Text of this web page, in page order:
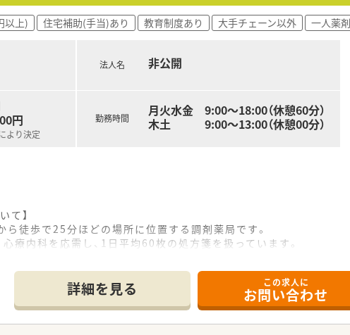
の裁量を持ち、自身の判断でより良い薬局作りを実践できる環境
域医療の最前線で患者様に寄り添う薬剤師としてキャリアを築け
以上) 住宅補助(手当)あり 教育制度あり 大手チェーン以外 一人薬
円
より決定
法人名 非公開
勤務時間
月火水金 9:00～18:00（休憩60分）
木土 9:00～13:00（休憩00分）
て】
徒歩で25分ほどの場所に位置する調剤薬局です。
療内科を応需し、1日平均60枚の処方箋を扱っています。
収500万円から650万円の給与が可能です。
せんが、その分月々の給与が安定している点が魅力です。
実しており、将来を見据えて働けます。
詳細を見る この求人に
お問い合わせ